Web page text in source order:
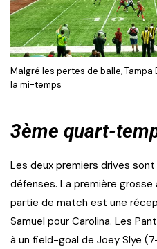
Malgré les pertes de balle,
la mi-temps
3ème quart-
Les deux premiers drives
défenses. La première
partie de match est une
Samuel pour Carolina. Les
à un field-goal de Joey Slye